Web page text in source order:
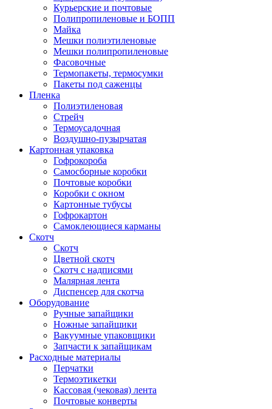
Курьерские и почтовые
Полипропиленовые и БОПП
Майка
Мешки полиэтиленовые
Мешки полипропиленовые
Фасовочные
Термопакеты, термосумки
Пакеты под саженцы
Пленка
Полиэтиленовая
Стрейч
Термоусадочная
Воздушно-пузырчатая
Картонная упаковка
Гофрокороба
Самосборные коробки
Почтовые коробки
Коробки с окном
Картонные тубусы
Гофрокартон
Самоклеющиеся карманы
Скотч
Скотч
Цветной скотч
Скотч с надписями
Малярная лента
Диспенсер для скотча
Оборудование
Ручные запайщики
Ножные запайщики
Вакуумные упаковщики
Запчасти к запайщикам
Расходные материалы
Перчатки
Термоэтикетки
Кассовая (чековая) лента
Почтовые конверты